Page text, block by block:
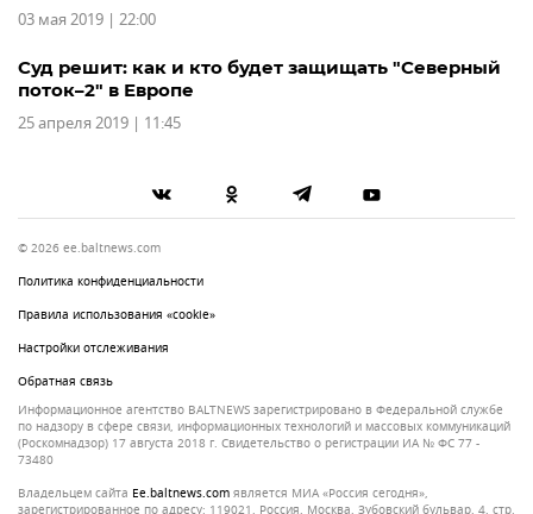
03 мая 2019 | 22:00
Суд решит: как и кто будет защищать "Северный
поток–2" в Европе
25 апреля 2019 | 11:45
© 2026 ee.baltnews.com
Политика конфиденциальности
Правила использования «cookie»
Настройки отслеживания
Обратная связь
Информационное агентство BALTNEWS зарегистрировано в Федеральной службе
по надзору в сфере связи, информационных технологий и массовых коммуникаций
(Роскомнадзор) 17 августа 2018 г. Свидетельство о регистрации ИА № ФС 77 -
73480
Владельцем сайта
ee.baltnews.com является МИА «Россия сегодня»,
зарегистрированное по адресу: 119021, Россия, Москва, Зубовский бульвар, 4, стр.